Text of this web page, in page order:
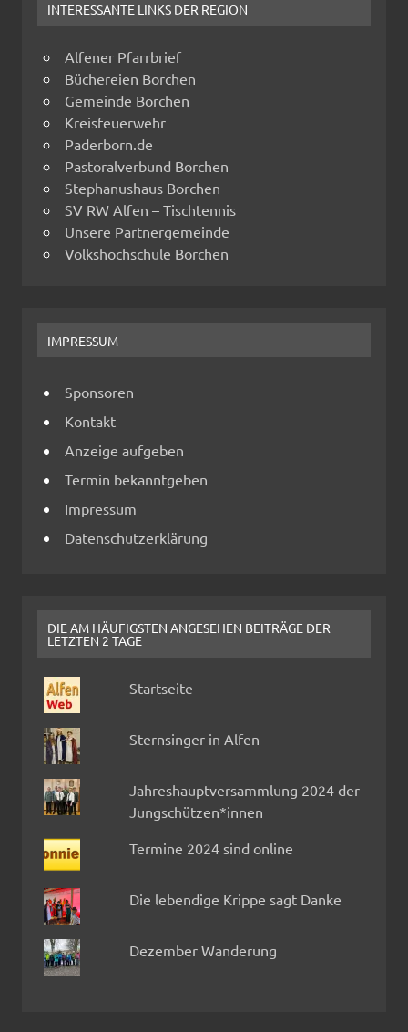
INTERESSANTE LINKS DER REGION
Alfener Pfarrbrief
Büchereien Borchen
Gemeinde Borchen
Kreisfeuerwehr
Paderborn.de
Pastoralverbund Borchen
Stephanushaus Borchen
SV RW Alfen – Tischtennis
Unsere Partnergemeinde
Volkshochschule Borchen
IMPRESSUM
Sponsoren
Kontakt
Anzeige aufgeben
Termin bekanntgeben
Impressum
Datenschutzerklärung
DIE AM HÄUFIGSTEN ANGESEHEN BEITRÄGE DER
LETZTEN 2 TAGE
Startseite
Sternsinger in Alfen
Jahreshauptversammlung 2024 der
Jungschützen*innen
Termine 2024 sind online
Die lebendige Krippe sagt Danke
Dezember Wanderung